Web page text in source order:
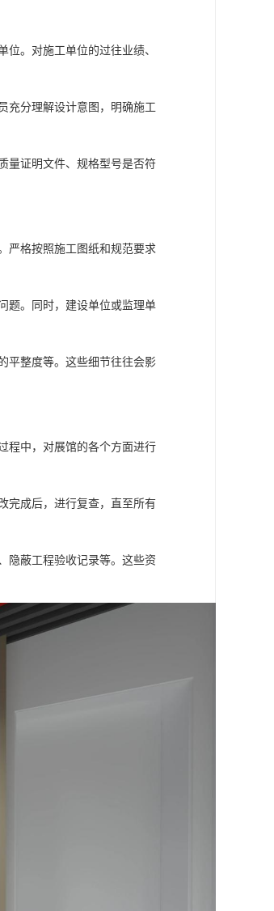
。对施工单位的过往业绩、
充分理解设计意图，明确施工
量证明文件、规格型号是否符
严格按照施工图纸和规范要求
题。同时，建设单位或监理单
平整度等。这些细节往往会影
程中，对展馆的各个方面进行
完成后，进行复查，直至所有
隐蔽工程验收记录等。这些资